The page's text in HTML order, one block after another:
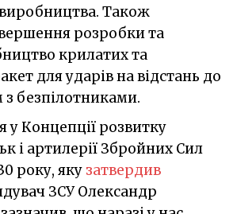
Також
розробки та
крилатих та
для ударів на відстань до
безпілотниками.
у Концепції розвитку
і артилерії Збройних Сил
року, яку затвердив
ЗСУ Олександр